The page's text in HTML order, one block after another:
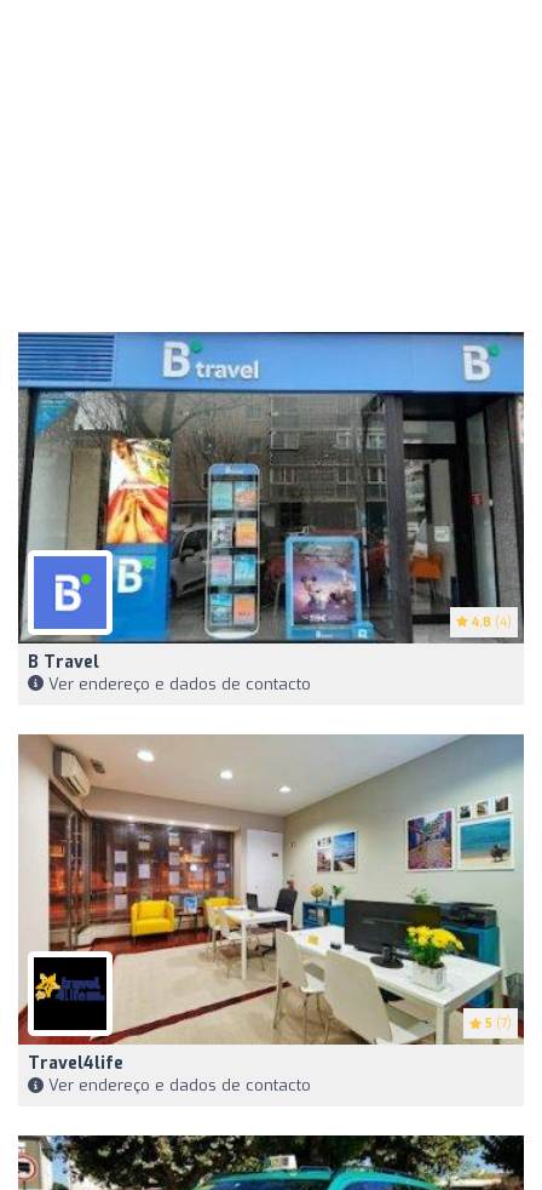
4.8 (4)
B Travel
Ver endereço e dados de contacto
5 (7)
Travel4life
Ver endereço e dados de contacto